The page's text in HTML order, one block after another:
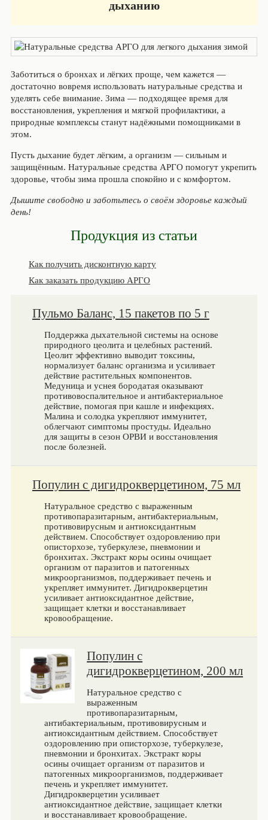
дыханию
Заботиться о бронхах и лёгких проще, чем кажется —
достаточно вовремя использовать натуральные средства и
уделять себе внимание. Зима — подходящее время для
восстановления, укрепления и мягкой профилактики, а
природные комплексы станут надёжными помощниками в
этом.
Пусть дыхание будет лёгким, а организм — сильным и
защищённым. Натуральные средства АРГО помогут укрепить
здоровье, чтобы зима прошла спокойно и с комфортом.
Дышите свободно и заботьтесь о своём здоровье каждый
день!
Продукция из статьи
Как получить дисконтную карту
Как заказать продукцию АРГО
Пульмо Баланс, 15 пакетов по 5 г
Поддержка дыхательной системы на основе
природного цеолита и целебных растений.
Цеолит эффективно выводит токсины,
нормализует баланс организма и усиливает
действие растительных компонентов.
Медуница и уснея бородатая оказывают
противовоспалительное и антибактериальное
действие, помогая при кашле и инфекциях.
Малина и солодка укрепляют иммунитет,
облегчают симптомы простуды. Идеально
для защиты в сезон ОРВИ и восстановления
после болезней.
Популин с дигидрокверцетином, 75 мл
Натуральное средство с выраженным
противопаразитарным, антибактериальным,
противовирусным и антиоксидантным
действием. Способствует оздоровлению при
описторхозе, туберкулезе, пневмонии и
бронхитах. Экстракт коры осины очищает
организм от паразитов и патогенных
микроорганизмов, поддерживает печень и
укрепляет иммунитет. Дигидрокверцетин
усиливает антиоксидантное действие,
защищает клетки и восстанавливает
кровообращение.
Популин с
дигидрокверцетином, 200 мл
Натуральное средство с
выраженным
противопаразитарным,
антибактериальным, противовирусным и
антиоксидантным действием. Способствует
оздоровлению при описторхозе, туберкулезе,
пневмонии и бронхитах. Экстракт коры
осины очищает организм от паразитов и
патогенных микроорганизмов, поддерживает
печень и укрепляет иммунитет.
Дигидрокверцетин усиливает
антиоксидантное действие, защищает клетки
и восстанавливает кровообращение.